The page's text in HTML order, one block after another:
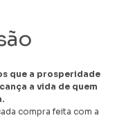
que a prosperidade
a vida de quem
compra feita com a